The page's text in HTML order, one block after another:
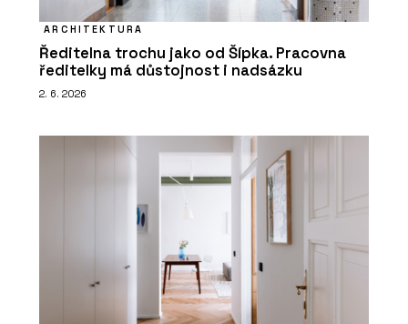
ARCHITEKTURA
Ředitelna trochu jako od Šípka. Pracovna
ředitelky má důstojnost i nadsázku
2. 6. 2026